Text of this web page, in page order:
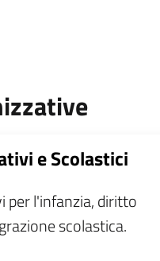
e Scolastici
per l'infanzia, diritto
scolastica.